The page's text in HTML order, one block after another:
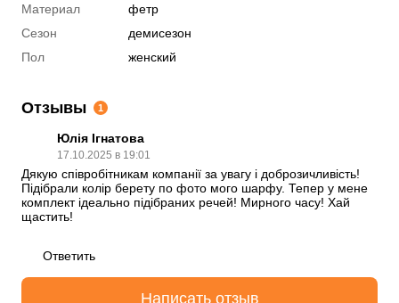
Материал
фетр
Сезон
демисезон
Пол
женский
Отзывы 1
Юлія Ігнатова
17.10.2025 в 19:01
Дякую співробітникам компанії за увагу і доброзичливість!
Підібрали колір берету по фото мого шарфу. Тепер у мене
комплект ідеально підібраних речей! Мирного часу! Хай
щастить!
Ответить
Написать отзыв